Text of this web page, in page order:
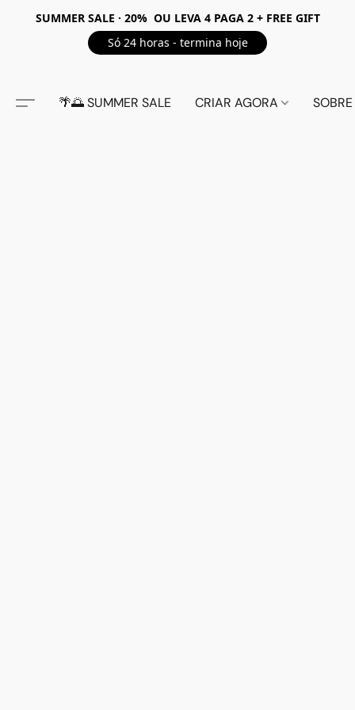
SUMMER SALE · 20% OU LEVA 4 PAGA 2 + FREE GIFT
Só 24 horas - termina hoje
🌴🌅 SUMMER SALE CRIAR AGORA